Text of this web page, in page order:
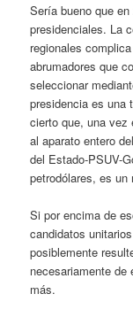
Sería bueno que
presidenciales. La
regionales
abrumadores que
seleccionar
presidencia es una
cierto que, una vez
al aparato entero
del Estado-PSUV-
petrodólares, es un
Si por encima de
candidatos
posiblemente
necesariamente
más.